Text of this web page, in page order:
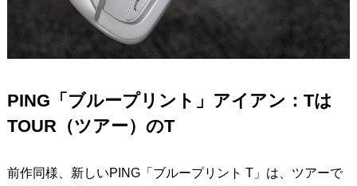
PING「ブループリント」アイアン：Tは
TOUR（ツアー）のT
前作同様、新しいPING「ブループリント T」は、ツアーで